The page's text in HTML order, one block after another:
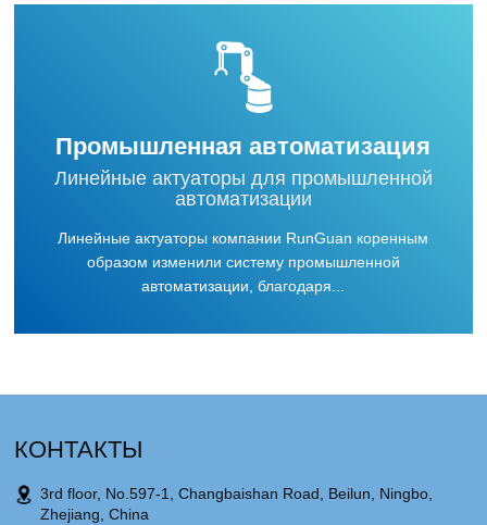
Промышленная автоматизация
Линейные актуаторы для промышленной
автоматизации
Линейные актуаторы компании RunGuan коренным
образом изменили систему промышленной
автоматизации, благодаря...
КОНТАКТЫ
3rd floor, No.597-1, Changbaishan Road, Beilun, Ningbo,
Zhejiang, China